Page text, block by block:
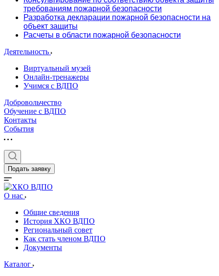
требованиям пожарной безопасности
Разработка декларации пожарной безопасности на
объект защиты
Расчеты в области пожарной безопасности
Деятельность
Виртуальный музей
Онлайн-тренажеры
Учимся с ВДПО
Добровольчество
Обучение с ВДПО
Контакты
События
Подать заявку
О нас
Общие сведения
История ХКО ВДПО
Региональный совет
Как стать членом ВДПО
Документы
Каталог